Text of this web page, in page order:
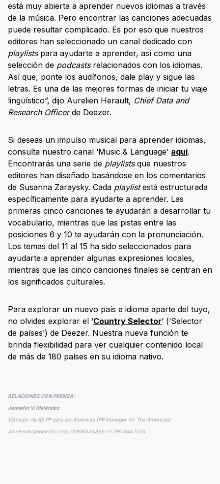
está muy abierta a aprender nuevos idiomas a través
de la música. Pero encontrar las canciones adecuadas
puede resultar complicado. Es por eso que nuestros
editores han seleccionado un canal dedicado con
playlistspara ayudarte a aprender, así como una
selección de podcastsrelacionados con los idiomas.
Así que, ponte los audífonos, dale play y sigue las
letras. Es una de las mejores formas de iniciar tu viaje
lingüístico”, dijo Aurelien Herault, Chief Data and
Research Officerde Deezer.
Si deseas un impulso musical para aprender idiomas,
consulta nuestro canal ‘Music & Language’ aquí.
Encontrarás una serie de playlistsque nuestros
editores han diseñado basándose en los comentarios
de Susanna Zaraysky. Cada playlistestá estructurada
específicamente para ayudarte a aprender. Las
primeras cinco canciones te ayudarán a desarrollar tu
vocabulario, mientras que las pistas entre las
posiciones 6 y 10 te ayudarán con la pronunciación.
Los temas del 11 al 15 ha sido seleccionados para
ayudarte a aprender algunas expresiones locales,
mientras que las cinco canciones finales se centran en
los significados culturales.
Para explorar un nuevo país e idioma aparte del tuyo,
no olvides explorar el ‘Country Selector’ (‘Selector
de países’) de Deezer. Nuestra nueva función te
brinda flexibilidad para ver cualquier contenido local
de más de 180 países en su idioma nativo.
RELACIONES CON PRENSA:
Jennefer V. Meléndez
Mánager de RR PP para las Américas (PR Manager for The Americas)
Jmelendez@deezer.com, Cell/WhatsApp:+1.786.564.7076